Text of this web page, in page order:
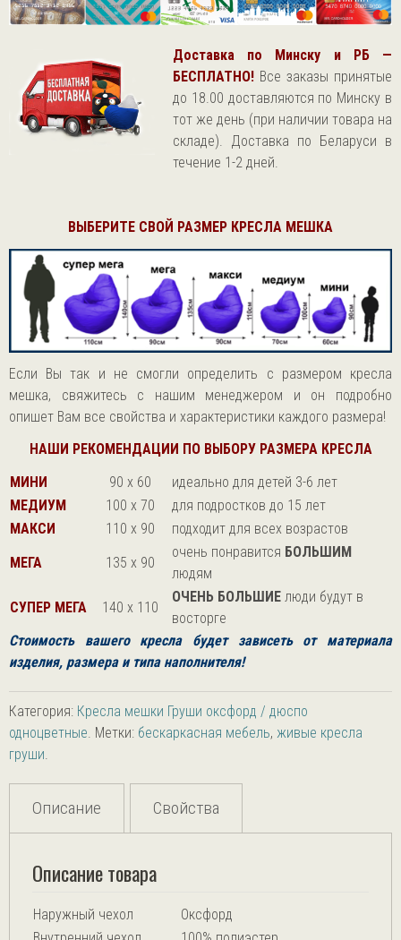
Доставка по Минску и РБ —
БЕСПЛАТНО! Все заказы принятые
до 18.00 доставляются по Минску в
тот же день (при наличии товара на
складе). Доставка по Беларуси в
течение 1-2 дней.
ВЫБЕРИТЕ СВОЙ РАЗМЕР КРЕСЛА МЕШКА
Если Вы так и не смогли определить с размером кресла
мешка, свяжитесь с нашим менеджером и он подробно
опишет Вам все свойства и характеристики каждого размера!
НАШИ РЕКОМЕНДАЦИИ ПО ВЫБОРУ РАЗМЕРА КРЕСЛА
МИНИ
90 х 60
идеально для детей 3-6 лет
МЕДИУМ
100 х 70
для подростков до 15 лет
МАКСИ
110 х 90
подходит для всех возрастов
МЕГА
135 х 90
очень понравится БОЛЬШИМ
людям
СУПЕР МЕГА
140 х 110
ОЧЕНЬ БОЛЬШИЕ люди будут в
восторге
Стоимость вашего кресла будет зависеть от материала
изделия, размера и типа наполнителя!
Категория: Кресла мешки Груши оксфорд / дюспо
одноцветные. Метки: бескаркасная мебель, живые кресла
груши.
Описание Свойства
Описание товара
Наружный чехол
Оксфорд